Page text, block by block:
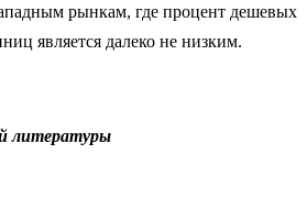
рынкам, где процент дешевых
является далеко не низким.
литературы